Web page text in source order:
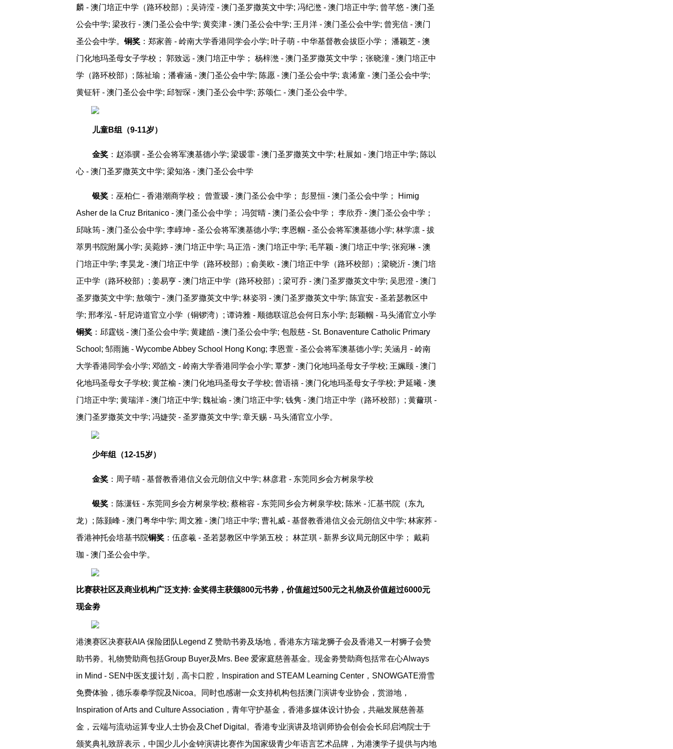
麟 - 澳门培正中学（路环校部）; 吴诗滢 - 澳门圣罗撒英文中学; 冯纪滺 - 澳门培正中学; 曾芊悠 - 澳门圣
公会中学; 梁孜行 - 澳门圣公会中学; 黄奕津 - 澳门圣公会中学; 王月洋 - 澳门圣公会中学; 曾宪信 - 澳门
圣公会中学。 铜奖 ：郑家善 - 岭南大学香港同学会小学; 叶子萌 - 中华基督教会拔臣小学； 潘颖芝 - 澳
门化地玛圣母女子学校； 郭致远 - 澳门培正中学； 杨梓滺 - 澳门圣罗撒英文中学；张晓潼 - 澳门培正中
学（路环校部）; 陈祉瑜；潘睿涵 - 澳门圣公会中学; 陈愿 - 澳门圣公会中学; 袁浠童 - 澳门圣公会中学;
黄钲轩 - 澳门圣公会中学; 邱智琛 - 澳门圣公会中学; 苏颂仁 - 澳门圣公会中学。
儿童B组（9-11岁）
金奖 ：赵添骥 - 圣公会将军澳基德小学; 梁瑷霏 - 澳门圣罗撒英文中学; 杜展如 - 澳门培正中学; 陈以
心 - 澳门圣罗撒英文中学; 梁知洛 - 澳门圣公会中学
银奖 ：巫柏仁 - 香港潮商学校； 曾萱瑷 - 澳门圣公会中学； 彭昱恒 - 澳门圣公会中学； Himig
Asher de la Cruz Britanico - 澳门圣公会中学； 冯贺晴 - 澳门圣公会中学； 李欣乔 - 澳门圣公会中学；
邱咏筠 - 澳门圣公会中学; 李崞坤 - 圣公会将军澳基德小学; 李恩帼 - 圣公会将军澳基德小学; 林学凛 - 拔
萃男书院附属小学; 吴菀婷 - 澳门培正中学; 马正浩 - 澳门培正中学; 毛芊颖 - 澳门培正中学; 张宛琳 - 澳
门培正中学; 李昊龙 - 澳门培正中学（路环校部）; 俞美欧 - 澳门培正中学（路环校部）; 梁晓沂 - 澳门培
正中学（路环校部）; 姜易亨 - 澳门培正中学（路环校部）; 梁可乔 - 澳门圣罗撒英文中学; 吴思澄 - 澳门
圣罗撒英文中学; 敖颂宁 - 澳门圣罗撒英文中学; 林姿羽 - 澳门圣罗撒英文中学; 陈宜安 - 圣若瑟教区中
学; 邢孝泓 - 轩尼诗道官立小学（铜锣湾）; 谭诗雅 - 顺德联谊总会何日东小学; 彭颖帼 - 马头涌官立小学
铜奖 ：邱霆锐 - 澳门圣公会中学; 黄建皓 - 澳门圣公会中学; 包殷慈 - St. Bonaventure Catholic Primary
School; 邹雨施 - Wycombe Abbey School Hong Kong; 李恩萱 - 圣公会将军澳基德小学; 关涵月 - 岭南
大学香港同学会小学; 邓皓文 - 岭南大学香港同学会小学; 覃梦 - 澳门化地玛圣母女子学校; 王姵颐 - 澳门
化地玛圣母女子学校; 黄芷榆 - 澳门化地玛圣母女子学校; 曾语禧 - 澳门化地玛圣母女子学校; 尹延曦 - 澳
门培正中学; 黄瑞洋 - 澳门培正中学; 魏祉谕 - 澳门培正中学; 钱隽 - 澳门培正中学（路环校部）; 黄薾琪 -
澳门圣罗撒英文中学; 冯婕荧 - 圣罗撒英文中学; 章天赐 - 马头涌官立小学。
少年组（12-15岁）
金奖 ：周子晴 - 基督教香港信义会元朗信义中学; 林彦君 - 东莞同乡会方树泉学校
银奖 ：陈潇钰 - 东莞同乡会方树泉学校; 蔡榕容 - 东莞同乡会方树泉学校; 陈米 - 汇基书院（东九
龙）; 陈颢峰 - 澳门粤华中学; 周文雅 - 澳门培正中学; 曹礼威 - 基督教香港信义会元朗信义中学; 林家荞 -
香港神托会培基书院铜奖 ：伍彦羲 - 圣若瑟教区中学第五校； 林芷琪 - 新界乡议局元朗区中学； 戴莉
珈 - 澳门圣公会中学。
比赛获社区及商业机构广泛支持: 金奖得主获颁800元书劵，价值超过500元之礼物及价值超过6000元
现金劵
港澳赛区决赛获AIA 保险团队Legend Z 赞助书劵及场地，香港东方瑞龙狮子会及香港又一村狮子会赞
助书劵。礼物赞助商包括Group Buyer及Mrs. Bee 爱家庭慈善基金。现金劵赞助商包括常在心Always
in Mind - SEN中医支援计划，高卡口腔，Inspiration and STEAM Learning Center，SNOWGATE滑雪
免费体验，德乐泰拳学院及Nicoa。同时也感谢一众支持机构包括澳门演讲专业协会，赏游地，
Inspiration of Arts and Culture Association，青年守护基金，香港多媒体设计协会，共融发展慈善基
金，云端与流动运算专业人士协会及Chef Digital。香港专业演讲及培训师协会创会会长邱启鸿院士于
颁奖典礼致辞表示，中国少儿小金钟演讲比赛作为国家级青少年语言艺术品牌，为港澳学子提供与内地